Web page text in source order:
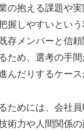
の抱える課題や
握しやすいという
存メンバーと信
ため、選考の手
んだりするケース
ためには、会社
術力や人間関係